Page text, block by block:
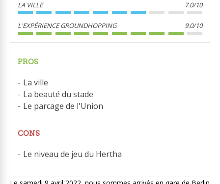
LA VILLE 7.0/10
L'EXPÉRIENCE GROUNDHOPPING 9.0/10
PROS
La ville
La beauté du stade
Le parcage de l'Union
CONS
Le niveau de jeu du Hertha